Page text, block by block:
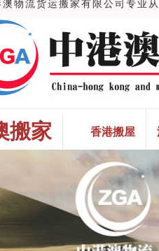
澳物流货运搬家有限公司专业
搬家 香港搬屋